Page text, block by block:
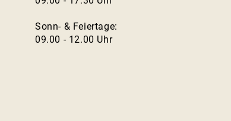
Sonn- & Feiertage:
09.00 - 12.00 Uhr